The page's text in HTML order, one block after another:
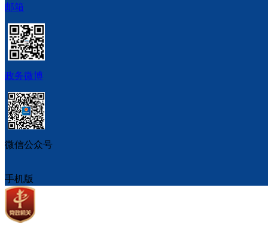
邮箱
政务微博
微信公众号
手机版